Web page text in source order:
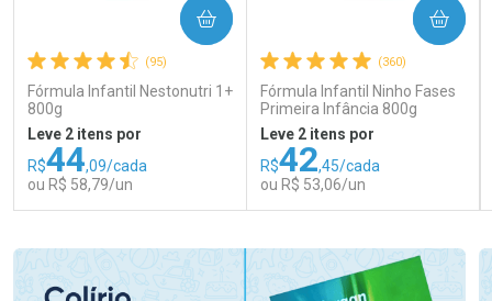
(95)
Fórmula Infantil Nestonutri 1+
800g
Leve 2 itens por
R$44,09/cada
ou R$ 58,79/un
COMPRAR
(360)
Fórmula Infantil Ninho Fases
Primeira Infância 800g
Leve 2 itens por
R$42,45/cada
ou R$ 53,06/un
COMPRAR
Laboratório
Por Menos